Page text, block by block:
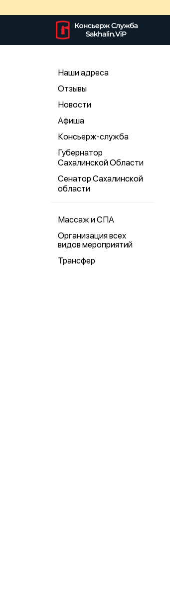
Наши адреса
Отзывы
Новости
Афиша
Консьерж-служба
Губернатор
Сахалинской Области
Сенатор Сахалинской
области
Массаж и СПА
Организация всех
видов мероприятий
Трансфер